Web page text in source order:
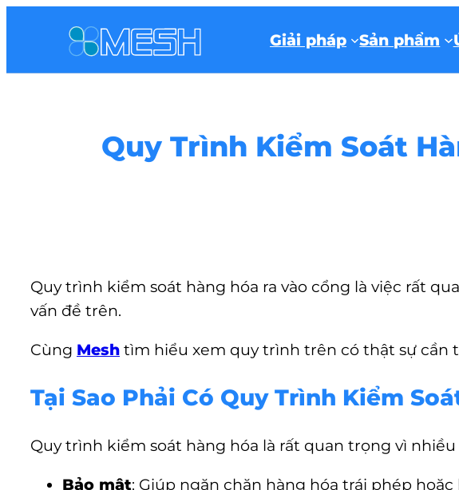
Giải pháp Sản phẩm
Quy Trình Kiểm Soát
Quy trình kiểm soát hàng hóa ra vào cổng là việc rất
vấn đề trên.
Cùng Mesh tìm hiểu xem quy trình trên có thật sự cần
Tại Sao Phải Có Quy Trình Kiểm
Quy trình kiểm soát hàng hóa là rất quan trọng vì nhiều
Bảo mật: Giúp ngăn chặn hàng hóa trái phép